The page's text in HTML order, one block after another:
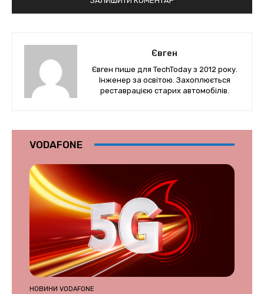
Євген
Євген пише для TechToday з 2012 року.
Інженер за освітою. Захоплюється
реставрацією старих автомобілів.
VODAFONE
НОВИНИ VODAFONE